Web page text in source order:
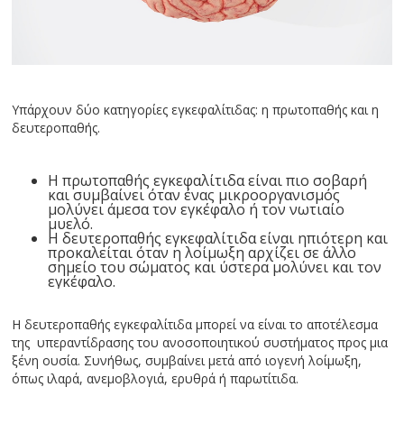
Υπάρχουν δύο κατηγορίες εγκεφαλίτιδας: η πρωτοπαθής και η
δευτεροπαθής.
Η πρωτοπαθής εγκεφαλίτιδα είναι πιο σοβαρή
και συμβαίνει όταν ένας μικροοργανισμός
μολύνει άμεσα τον εγκέφαλο ή τον νωτιαίο
μυελό.
Η δευτεροπαθής εγκεφαλίτιδα είναι ηπιότερη και
προκαλείται όταν η λοίμωξη αρχίζει σε άλλο
σημείο του σώματος και ύστερα μολύνει και τον
εγκέφαλο.
Η δευτεροπαθής εγκεφαλίτιδα μπορεί να είναι το αποτέλεσμα
της υπεραντίδρασης του ανοσοποιητικού συστήματος προς μια
ξένη ουσία. Συνήθως, συμβαίνει μετά από ιογενή λοίμωξη,
όπως ιλαρά, ανεμοβλογιά, ερυθρά ή παρωτίτιδα.